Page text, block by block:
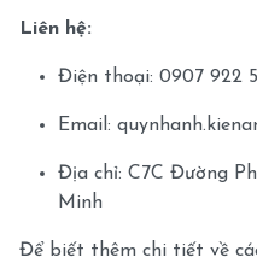
Liên hệ:
Điện thoại: 0907 922
Email:
Địa chỉ: C7C Đường
Minh
Để biết thêm chi tiết về